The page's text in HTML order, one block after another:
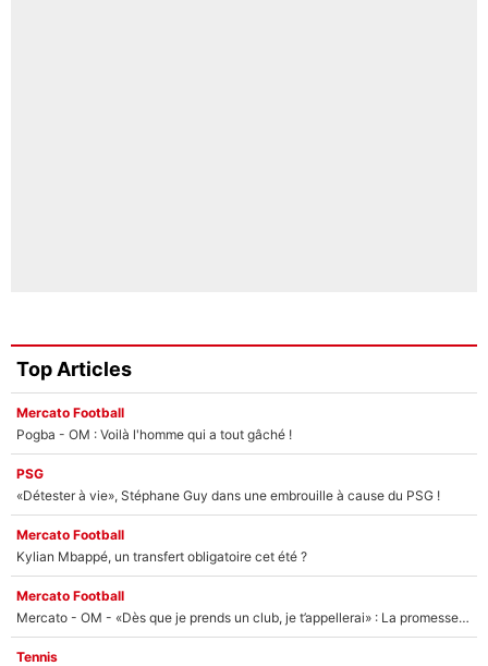
Top Articles
Mercato Football
Pogba - OM : Voilà l'homme qui a tout gâché !
PSG
«Détester à vie», Stéphane Guy dans une embrouille à cause du PSG !
Mercato Football
Kylian Mbappé, un transfert obligatoire cet été ?
Mercato Football
Mercato - OM - «Dès que je prends un club, je t’appellerai» : La promesse de Marcelino au moment de claquer la porte
Tennis